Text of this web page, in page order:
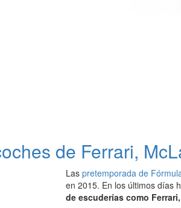
de Ferrari,
Las pretemporada de
en 2015. En los últimos días
de escuderías como